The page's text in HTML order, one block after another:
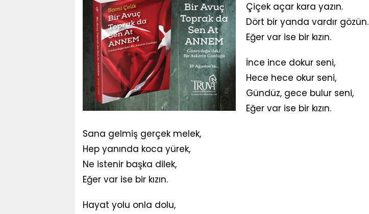
Çiçek açar kara yazın.
Dört bir yanda vardır gözün.
Eğer var ise bir kızın.
İnce ince dokur seni,
Hece hece okur seni,
Gündüz, gece bulur seni,
Eğer var ise bir kızın.
Sana gelmiş gerçek melek,
Hep yanında koca yürek,
Ne istenir başka dilek,
Eğer var ise bir kızın.
Hayat yolu onla dolu,